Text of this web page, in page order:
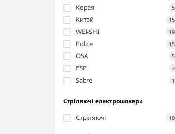
Корея 5
Китай 15
WEI-SHI 19
Police 15
OSA 5
ESP 3
Sabre 1
Стріляючі електрошокери
Стріляючі 10